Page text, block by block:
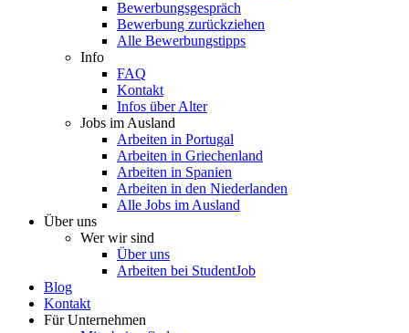
Bewerbungsgespräch
Bewerbung zurückziehen
Alle Bewerbungstipps
Info
FAQ
Kontakt
Infos über Alter
Jobs im Ausland
Arbeiten in Portugal
Arbeiten in Griechenland
Arbeiten in Spanien
Arbeiten in den Niederlanden
Alle Jobs im Ausland
Über uns
Wer wir sind
Über uns
Arbeiten bei StudentJob
Blog
Kontakt
Für Unternehmen